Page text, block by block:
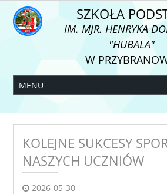
SZKOŁA
IM. MJR. HENRYKA
"HUBALA"
W
KOLEJNE SUKCESY
NASZYCH UCZNIÓW
2026-05-30